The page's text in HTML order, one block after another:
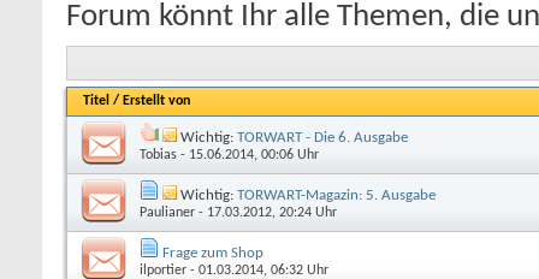
Forum könnt Ihr alle Themen, die
Titel / Erstellt von
Wichtig: TORWART - Die 6. Ausgabe
Tobias - 15.06.2014, 00:06 Uhr
Wichtig: TORWART-Magazin: 5. Ausgabe
Paulianer - 17.03.2012, 20:24 Uhr
Frage zum Shop
ilportier - 01.03.2014, 06:32 Uhr